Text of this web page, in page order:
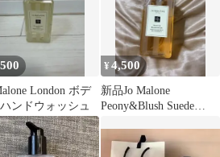
London ボデ
ンドウォッシュ
¥4,500
新品Jo Malone
Peony&Blush Suede